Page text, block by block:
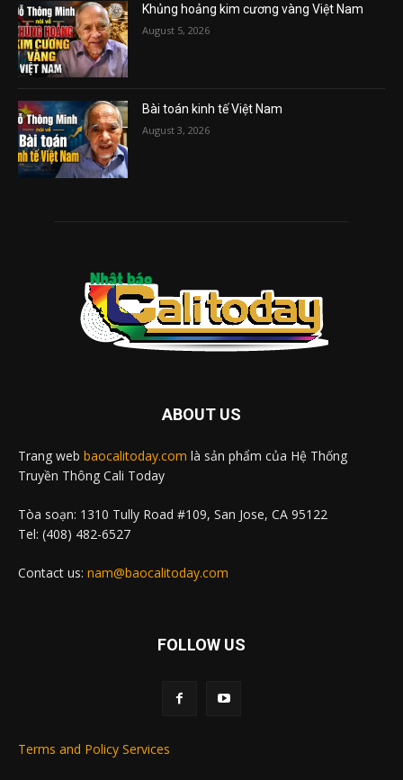
Khủng hoảng kim cương vàng Việt Nam
August 5, 2026
Bài toán kinh tế Việt Nam
August 3, 2026
ABOUT US
Trang web baocalitoday.com là sản phẩm của Hệ Thống
Truyền Thông Cali Today
Tòa soạn: 1310 Tully Road #109, San Jose, CA 95122
Tel: (408) 482-6527
Contact us: nam@baocalitoday.com
FOLLOW US
Terms and Policy Services